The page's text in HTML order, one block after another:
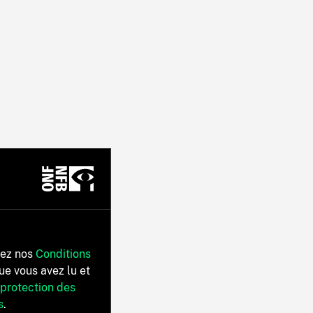
nos Conditions
vous avez lu et
des
.